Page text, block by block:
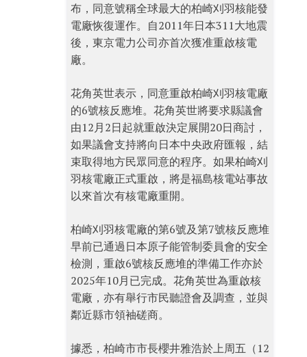
布，同意號稱全球最大的柏崎刈羽核能發
電廠恢復運作。自2011年日本311大地震
後，東京電力公司亦首次獲准重啟核電
廠。
花角英世表示，同意重啟柏崎刈羽核電廠
的6號核反應堆。花角英世將要求縣議會
由12月2日起就重啟決定展開20日商討，
如果議會支持將向日本中央政府匯報，結
束取得地方民眾同意的程序。如果柏崎刈
羽核電廠正式重啟，將是福島核電站事故
以來首次有核電廠重開。
柏崎刈羽核電廠的第6號及第7號核反應堆
早前已通過日本原子能管制委員會的安全
檢測，重啟6號核反應堆的準備工作亦於
2025年10月已完成。花角英世為重啟核
電廠，亦有舉行市民聽證會及調查，並與
鄰近縣市領袖磋商。
據悉，柏崎市市長櫻井雅浩於上周五（12